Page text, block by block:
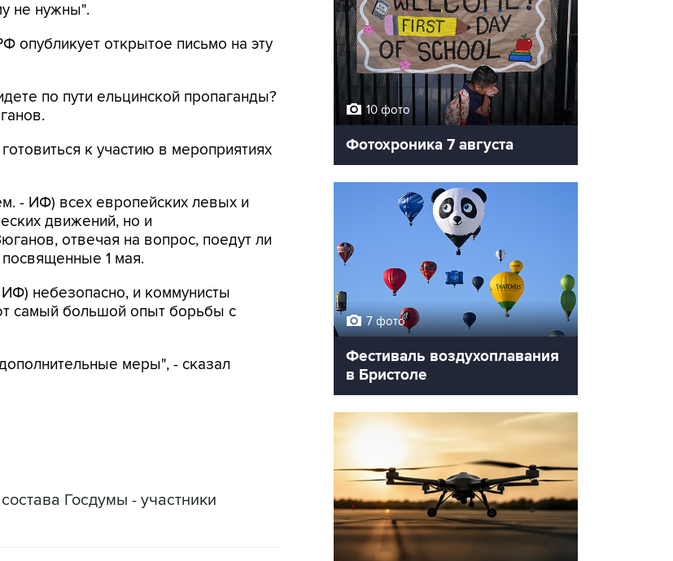
не нужны".
открытое письмо на эту
по пути ельцинской пропаганды?
к участию в мероприятиях
- ИФ) всех европейских левых и
движений, но и
отвечая на вопрос, поедут ли
1 мая.
небезопасно, и коммунисты
самый большой опыт борьбы с
меры", - сказал
Госдумы - участники
10 фото
Фотохроника 7 августа
7 фото
Фестиваль воздухоплавания
в Бристоле